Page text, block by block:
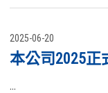
2025-06-20
本公司2025正
...